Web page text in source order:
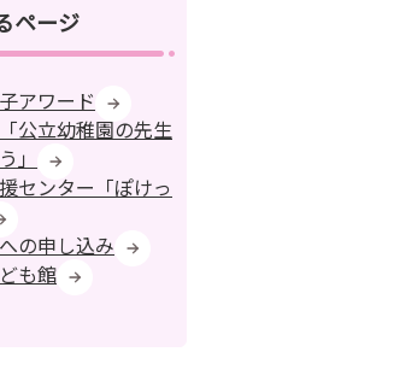
ページ
アワード
公立幼稚園の先生
」
センター「ぽけっ
の申し込み
も館